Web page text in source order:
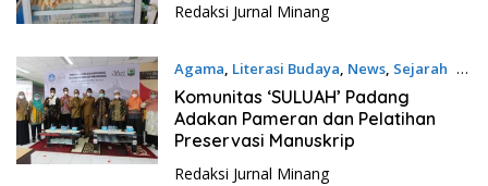
Redaksi Jurnal Minang
Agama, Literasi Budaya, News, Sejarah 28
Oktober 2021
Komunitas ‘SULUAH’ Padang
Adakan Pameran dan Pelatihan
Preservasi Manuskrip
Redaksi Jurnal Minang